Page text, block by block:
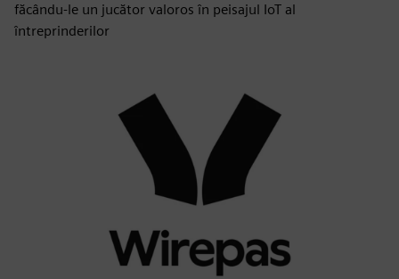
făcându-le un jucător valoros în peisajul IoT al
întreprinderilor